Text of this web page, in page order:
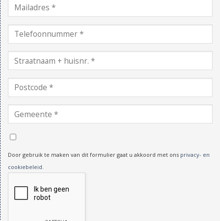
Door gebruik te maken van dit formulier gaat u akkoord met ons privacy- en
cookiebeleid